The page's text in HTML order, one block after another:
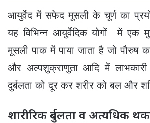
आयुर्वेद में सफेद मूसली के चूर्ण का
यह विभिन्न आयुर्वेदिक योगों में
मूसली पाक में पाया जाता है जो पौरुष
और अल्पशुक्राणुता आदि में लाभकारी
दुर्बलता को दूर कर शरीर को बल और
शारीरिक दुर्बलता व अत्यधिक